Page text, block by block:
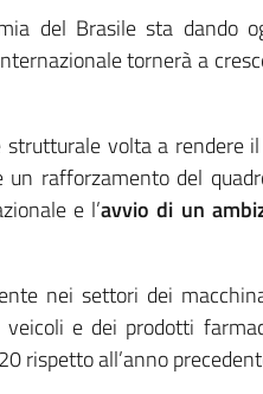
del Brasile sta dando
tornerà a
volta a rendere
rafforzamento del
e l’avvio di un
nei settori dei
e dei prodotti
rispetto all’anno